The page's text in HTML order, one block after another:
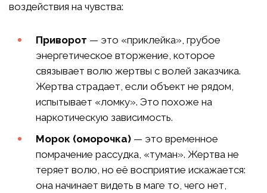
воздействия на чувства:
Приворот — это «приклейка», грубое
энергетическое вторжение, которое
связывает волю жертвы с волей заказчика.
Жертва страдает, если объект не рядом,
испытывает «ломку». Это похоже на
наркотическую зависимость.
Морок (оморочка) — это временное
помрачение рассудка, «туман». Жертва не
теряет волю, но её восприятие искажается:
она начинает видеть в маге то, чего нет,